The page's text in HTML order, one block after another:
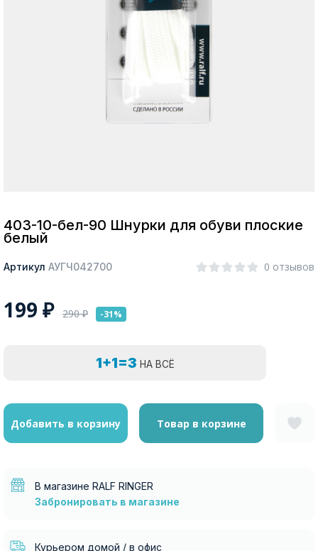
403-10-бел-90 Шнурки для обуви плоские
белый
Артикул АУГЧ042700 0 отзывов
199 ₽ 290₽ -31%
1+1=3 НА ВСЁ
Добавить в корзину Товар в корзине
В магазине RALF RINGER
Забронировать в магазине
Курьером домой / в офис